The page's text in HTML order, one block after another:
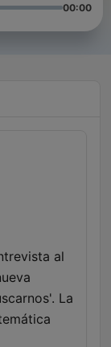
00:00
al
La